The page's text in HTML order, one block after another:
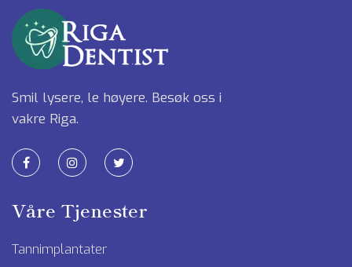
Smil lysere, le høyere. Besøk oss i
vakre Riga.
Våre Tjenester
Tannimplantater